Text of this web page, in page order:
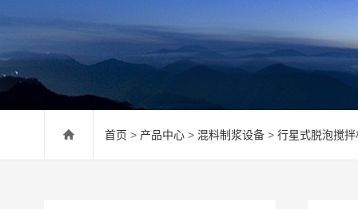
首页 > 产品中心 > 混料制浆设备 > 行星式脱泡搅拌